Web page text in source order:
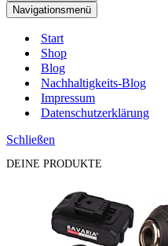
Navigationsmenü
Start
Shop
Blog
Nachhaltigkeits-Blog
Impressum
Datenschutzerklärung
Schließen
DEINE PRODUKTE